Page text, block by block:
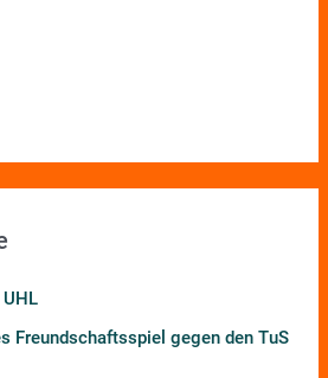
Freundschaftsspiel gegen den TuS